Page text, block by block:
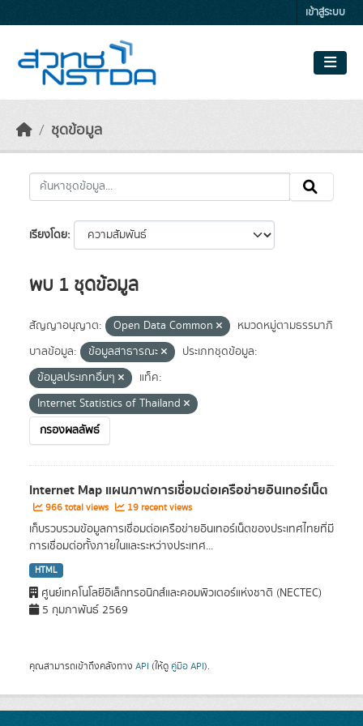
เข้าสู่ระบบ
ชุดข้อมูล
เรียงโดย
พบ 1 ชุดข้อมูล
สัญญาอนุญาต: Open Data Common
หมวดหมู่ตามธรรมาภิ
บาลข้อมูล:
ข้อมูลสาธารณะ
ประเภทชุดข้อมูล:
ข้อมูลประเภทอื่นๆ
แท็ค:
Internet Statistics of Thailand
กรองผลลัพธ์
Internet Map แผนภาพการเชื่อมต่อเครือข่ายอินเทอร์เน็ต
966 total views 19 recent views
เก็บรวบรวมข้อมูลการเชื่อมต่อเครือข่ายอินเทอร์เน็ตของประเทศไทยที่มี
การเชื่อมต่อทั้งภายในและระหว่างประเทศ...
HTML
ศูนย์เทคโนโลยีอิเล็กทรอนิกส์และคอมพิวเตอร์แห่งชาติ (NECTEC)
5 กุมภาพันธ์ 2569
คุณสามารถเข้าถึงคลังทาง API (ให้ดู คู่มือ API).